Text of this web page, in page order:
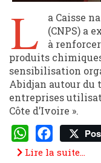
L
a Caisse
(CNPS) a
à
produits
sensibilisation
Abidjan autour du
entreprises
Côte d’Ivoire ».
WhatsApp
Facebook
Lire la suite...